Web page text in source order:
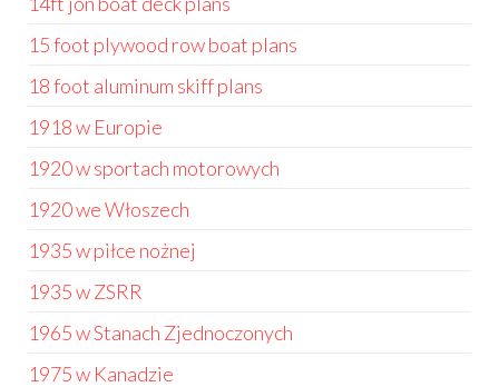
15 foot plywood row boat plans
18 foot aluminum skiff plans
1918 w Europie
1920 w sportach motorowych
1920 we Włoszech
1935 w piłce nożnej
1935 w ZSRR
1965 w Stanach Zjednoczonych
1975 w Kanadzie